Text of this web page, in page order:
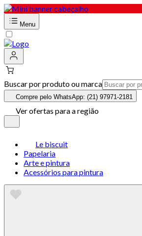
Menu
Buscar por produto ou marca
Compre pelo WhatsApp: (21) 97971-2181
Ver ofertas para a região
Le biscuit
Papelaria
Arte e pintura
Acessórios para pintura